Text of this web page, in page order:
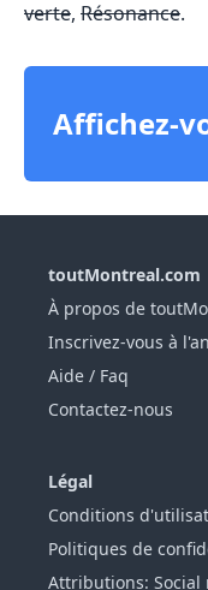
verte, Résonance.
Affichez-
toutMontreal.com
À propos de
Inscrivez-vous à
Aide / Faq
Contactez-nous
Légal
Conditions
Politiques de
Attributions: Social